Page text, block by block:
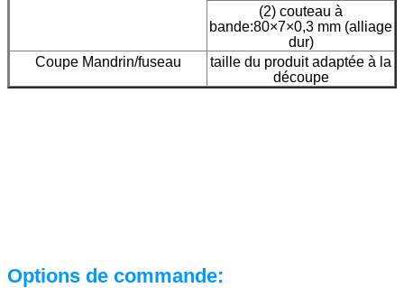
(2) couteau à
bande:80×7×0,3 mm (alliage
dur)
Coupe Mandrin/fuseau
taille du produit adaptée à la
découpe
Options de commande: